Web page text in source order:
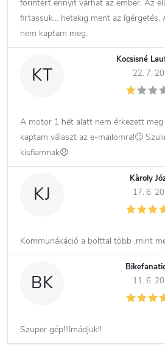
forintért ennyit várhat az ember. Az
firtassuk… hetekig ment az ígérgetés.
nem kaptam meg.
KT
Kocsisné
22. 7.
A motor 1 hét alatt nem érkezett
kaptam választ az e-mailomra!🙄
kisfiamnak😞
KJ
Kàroly
17. 6.
Kommunákáció a bolttal több ,mint
BK
11. 6.
Szuper gép!!!Imádjuk!!